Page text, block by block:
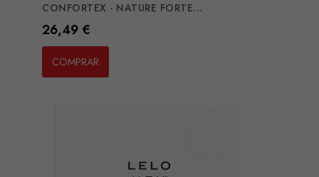
CONFORTEX - NATURE FORTE...
Preço
26,49 €
COMPRAR